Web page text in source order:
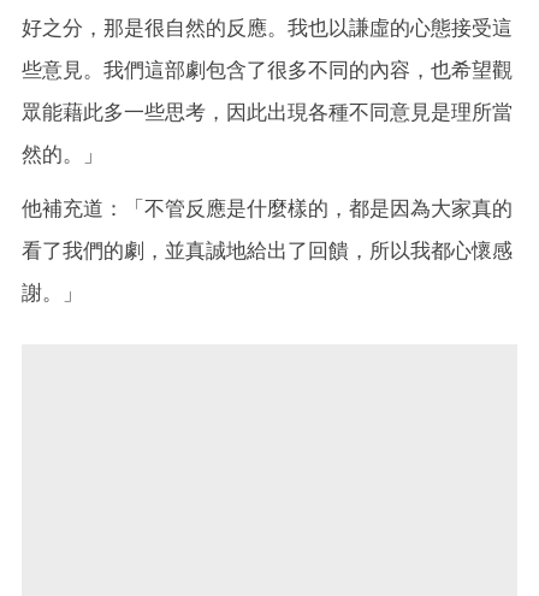
好之分，那是很自然的反應。我也以謙虛的心態接受這
些意見。我們這部劇包含了很多不同的內容，也希望觀
眾能藉此多一些思考，因此出現各種不同意見是理所當
然的。」
他補充道：「不管反應是什麼樣的，都是因為大家真的
看了我們的劇，並真誠地給出了回饋，所以我都心懷感
謝。」